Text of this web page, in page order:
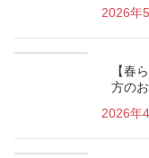
2026年
【春
方の
2026年